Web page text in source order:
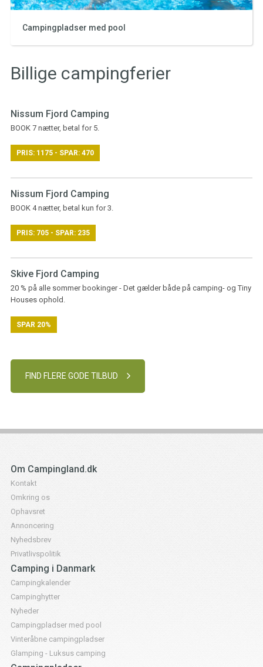
Campingpladser med pool
Billige campingferier
Nissum Fjord Camping
BOOK 7 nætter, betal for 5.
PRIS: 1175 - SPAR: 470
Nissum Fjord Camping
BOOK 4 nætter, betal kun for 3.
PRIS: 705 - SPAR: 235
Skive Fjord Camping
20 % på alle sommer bookinger - Det gælder både på camping- og Tiny
Houses ophold.
SPAR 20%
FIND FLERE GODE TILBUD
Om Campingland.dk
Kontakt
Omkring os
Ophavsret
Annoncering
Nyhedsbrev
Privatlivspolitik
Camping i Danmark
Campingkalender
Campinghytter
Nyheder
Campingpladser med pool
Vinteråbne campingpladser
Glamping - Luksus camping